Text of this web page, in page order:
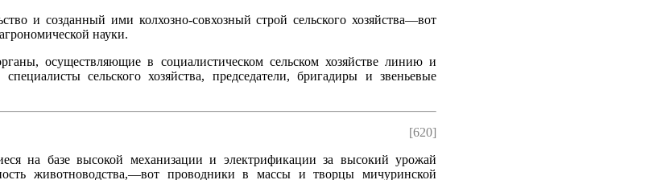
и созданный ими колхозно-совхозный строй сельского хозяйства—вот
науки.
осуществляющие в социалистическом сельском хозяйстве линию и
сельского хозяйства, председатели, бригадиры и звеньевые
[620]
на базе высокой механизации и электрификации за высокий урожай
животноводства,—вот проводники в массы и творцы мичуринской